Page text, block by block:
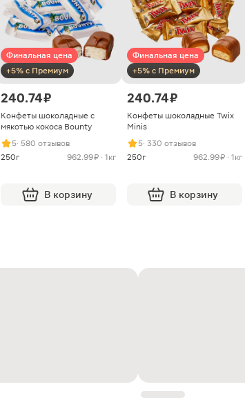
Финальная цена
+5% с Премиум
240.74 ₽
Конфеты шоколадные с
мякотью кокоса Bounty
5· 580 отзывов
250г
962.99 ₽ · 1кг
В корзину
Финальная цена
+5% с Премиум
240.74 ₽
Конфеты шоколадные Twix
Minis
5· 330 отзывов
250г
962.99 ₽ · 1кг
В корзину